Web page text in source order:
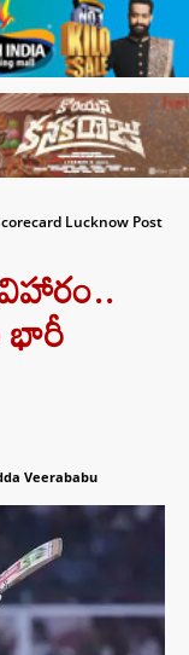
Lucknow Post
భారీ
Veerababu